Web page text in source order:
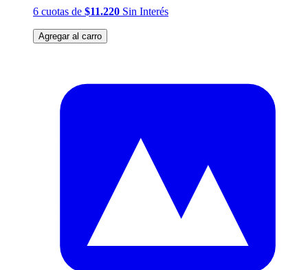
6 cuotas de $11.220 Sin Interés
Agregar al carro